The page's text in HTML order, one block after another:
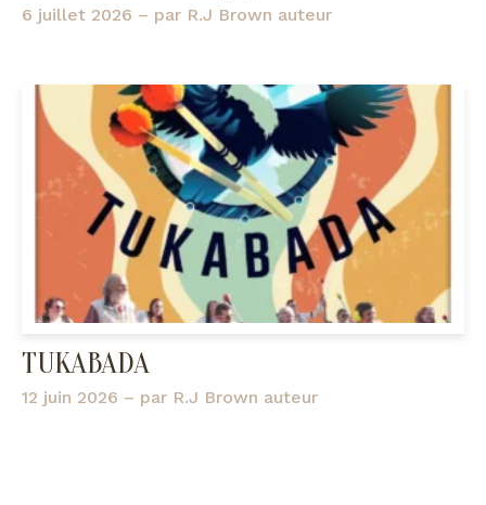
6 juillet 2026 – par R.J Brown auteur
TUKABADA
12 juin 2026 – par R.J Brown auteur